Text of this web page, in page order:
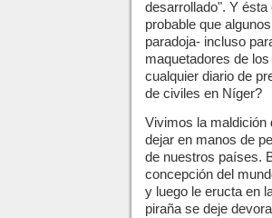
desarrollado". Y
probable que
paradoja- incluso
maquetadores de
cualquier diario de
de civiles en Níger?
Vivimos la maldición
dejar en manos de
de nuestros países.
concepción del
y luego le eructa en
piraña se deje